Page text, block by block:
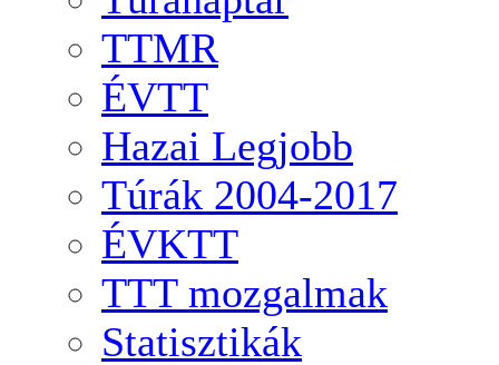
TTMR
ÉVTT
Hazai Legjobb
Túrák 2004-2017
ÉVKTT
TTT mozgalmak
Statisztikák